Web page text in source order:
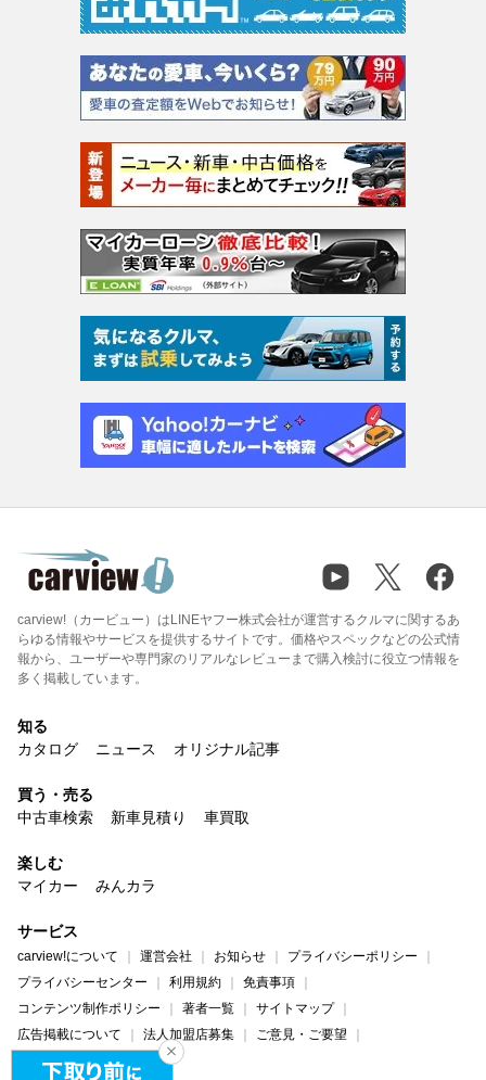
carview!（カービュー）はLINEヤフー株式会社が運営するクルマに関するあ
らゆる情報やサービスを提供するサイトです。価格やスペックなどの公式情
報から、ユーザーや専門家のリアルなレビューまで購入検討に役立つ情報を
多く掲載しています。
知る
カタログ
ニュース オリジナル記事
買う・売る
中古車検索
新車見積り 車買取
楽しむ
マイカー
みんカラ
サービス
carview!について 運営会社 お知らせ
プライバシーポリシー
プライバシーセンター
利用規約
免責事項
コンテンツ制作ポリシー
著者一覧
サイトマップ
広告掲載について
法人加盟店募集
ご意見・ご要望
ヘルプ・お問い合わせ